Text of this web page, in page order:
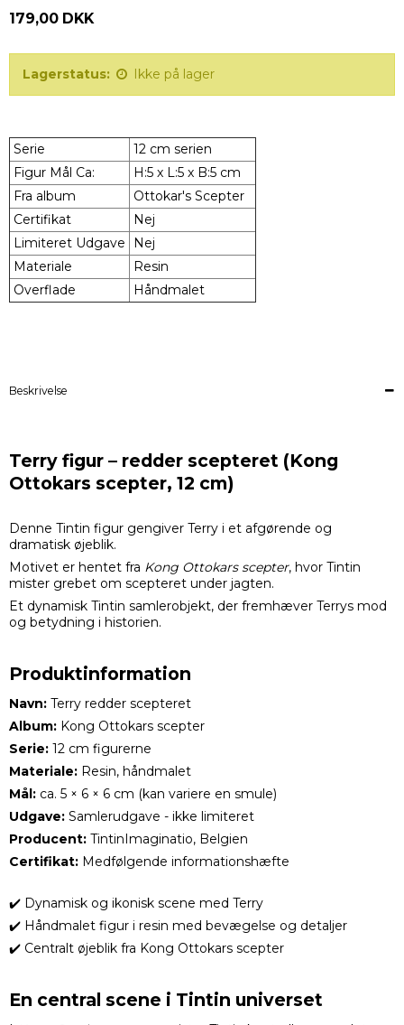
179,00 DKK
Lagerstatus: Ikke på lager
Serie
12 cm serien
Figur Mål Ca:
H:5 x L:5 x B:5 cm
Fra album
Ottokar's Scepter
Certifikat
Nej
Limiteret Udgave
Nej
Materiale
Resin
Overflade
Håndmalet
Beskrivelse
Terry figur – redder scepteret (Kong
Ottokars scepter, 12 cm)
Denne Tintin figur gengiver Terry i et afgørende og
dramatisk øjeblik.
Motivet er hentet fra Kong Ottokars scepter, hvor Tintin
mister grebet om scepteret under jagten.
Et dynamisk Tintin samlerobjekt, der fremhæver Terrys mod
og betydning i historien.
Produktinformation
Navn: Terry redder scepteret
Album: Kong Ottokars scepter
Serie: 12 cm figurerne
Materiale: Resin, håndmalet
Mål: ca. 5 × 6 × 6 cm (kan variere en smule)
Udgave: Samlerudgave - ikke limiteret
Producent: TintinImaginatio, Belgien
Certifikat: Medfølgende informationshæfte
✔️ Dynamisk og ikonisk scene med Terry
✔️ Håndmalet figur i resin med bevægelse og detaljer
✔️ Centralt øjeblik fra Kong Ottokars scepter
En central scene i Tintin universet